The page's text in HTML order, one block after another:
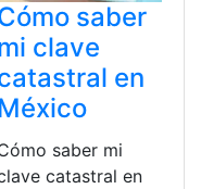
saber
clave
en
México
saber mi
catastral en